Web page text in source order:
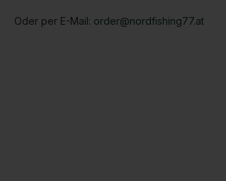
Oder per E-Mail: order@nordfishing77.at